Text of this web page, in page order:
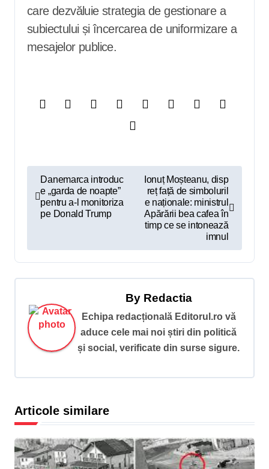
care dezvăluie strategia de gestionare a
subiectului și încercarea de uniformizare a
mesajelor publice.
g
a
e
î
a
t
c
Danemarca introduc
e „garda de noapte”
pentru a-l monitoriza
pe Donald Trump
Ionuț Moșteanu, disp
reț față de simboluril
e naționale: ministrul
Apărării bea cafea în
timp ce se intonează
imnul
By Redactia
Echipa redacțională Editorul.ro vă
aduce cele mai noi știri din politică
și social, verificate din surse sigure.
Articole similare